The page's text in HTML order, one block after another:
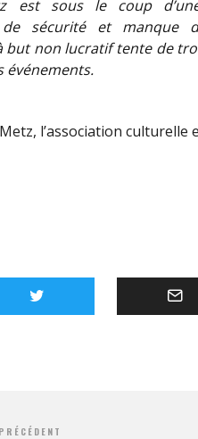
est sous le coup
de sécurité et
but non lucratif tente de
événements.
l’association